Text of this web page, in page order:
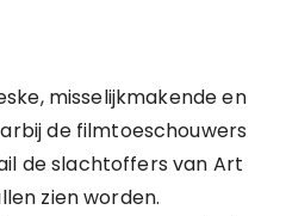
misselijkmakende en
de filmtoeschouwers
de slachtoffers van Art
zien worden.